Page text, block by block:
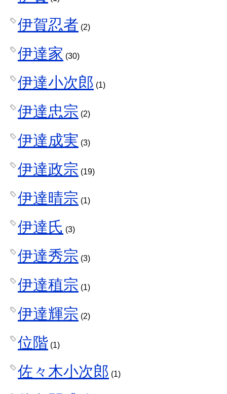
伊賀忍者 (2)
伊達家 (30)
伊達小次郎 (1)
伊達忠宗 (2)
伊達成実 (3)
伊達政宗 (19)
伊達晴宗 (1)
伊達氏 (3)
伊達秀宗 (3)
伊達稙宗 (1)
伊達輝宗 (2)
位階 (1)
佐々木小次郎 (1)